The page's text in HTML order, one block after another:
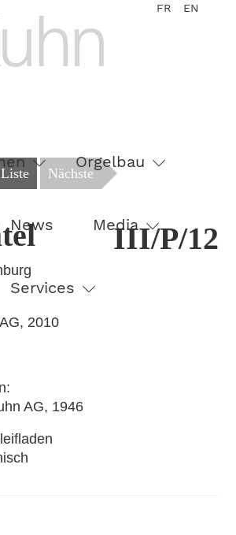
EN
FR
Orgelbau
News Media
Services
Liste Nächste
III/P/12
2010
AG, 1946